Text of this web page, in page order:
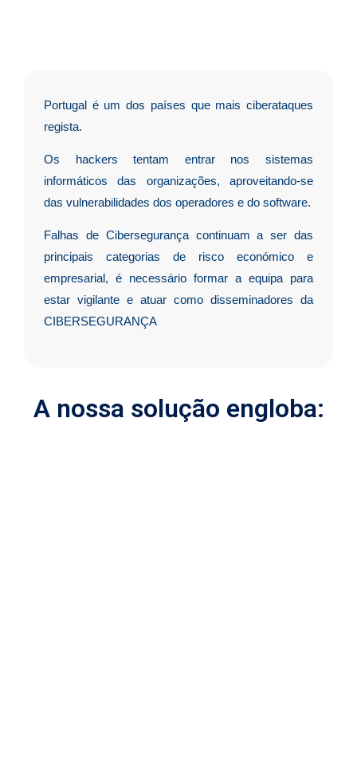
Portugal é um dos países que mais ciberataques
regista.
Os hackers tentam entrar nos sistemas
informáticos das organizações, aproveitando-se
das vulnerabilidades dos operadores e do software.
Falhas de Cibersegurança continuam a ser das
principais categorias de risco económico e
empresarial, é necessário formar a equipa para
estar vigilante e atuar como disseminadores da
CIBERSEGURANÇA
A nossa solução engloba: